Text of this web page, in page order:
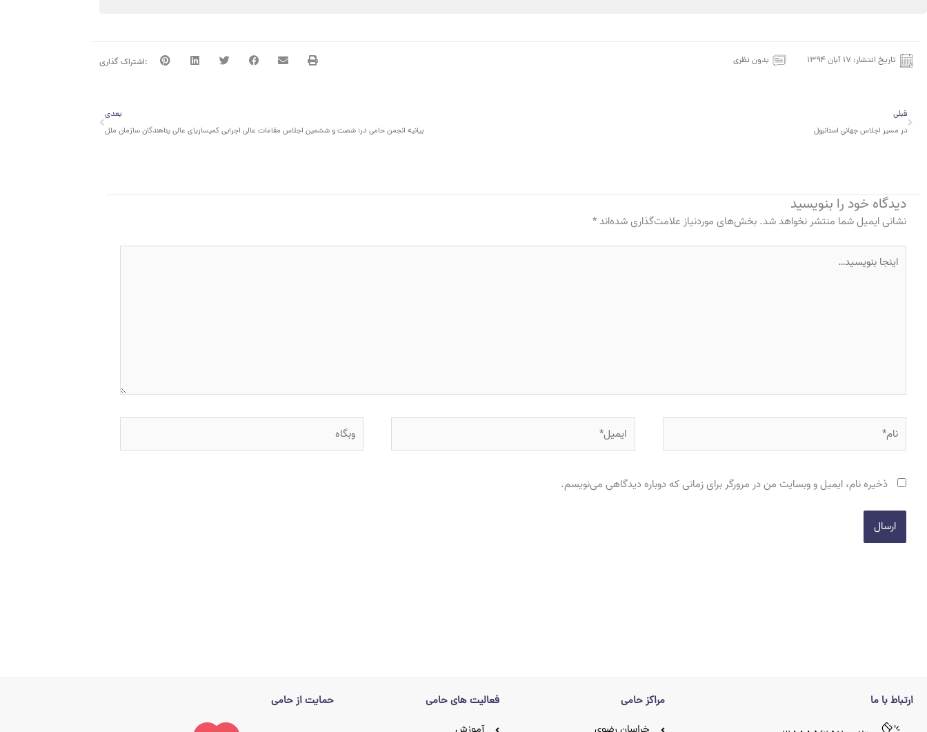
تاریخ انتشار: ۱۷ آبان ۱۳۹۴ بدون نظری
قبلی
قبلی
در مسير اجلاس جهاني استانبول
بعدی
بیانیه انجمن حامی در: شصت و ششمین اجلاس مقامات عالی اجرایی کمیساریای عالی پناهندگان سازمان ملل
دیدگاه‌ خود را بنویسید
نشانی ایمیل شما منتشر نخواهد شد. بخش‌های موردنیاز علامت‌گذاری شده‌اند*
بنویسید…
وبگاه
ذخیره نام، ایمیل و وبسایت من در مرورگر برای زمانی که دوباره دیدگاهی می‌نویسم.
ارتباط با ما
مراکز حامی
فعالیت های حامی
حمایت از حامی